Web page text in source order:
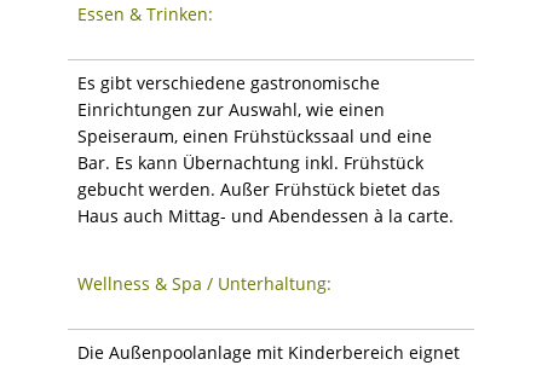
Essen & Trinken:
Es gibt verschiedene gastronomische
Einrichtungen zur Auswahl, wie einen
Speiseraum, einen Frühstückssaal und eine
Bar. Es kann Übernachtung inkl. Frühstück
gebucht werden. Außer Frühstück bietet das
Haus auch Mittag- und Abendessen à la carte.
Wellness & Spa / Unterhaltung:
Die Außenpoolanlage mit Kinderbereich eignet